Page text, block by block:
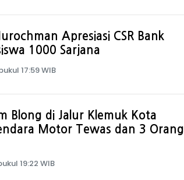
Apresiasi CSR Bank
1000 Sarjana
17:59 WIB
Blong di Jalur Klemuk Kota
Motor Tewas dan 3 Orang
19:22 WIB